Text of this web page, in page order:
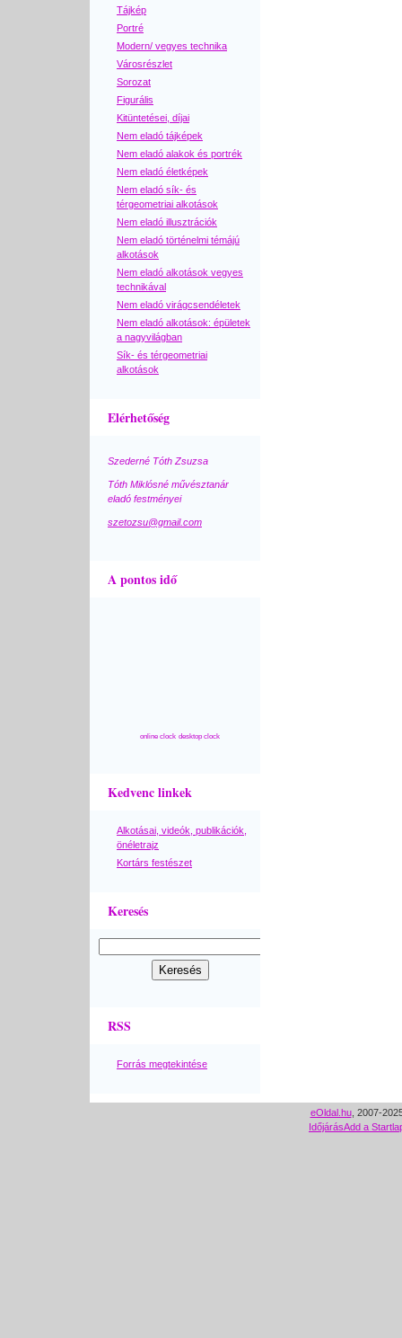
Tájkép
Portré
Modern/ vegyes technika
Városrészlet
Sorozat
Figurális
Kitüntetései, díjai
Nem eladó tájképek
Nem eladó alakok és portrék
Nem eladó életképek
Nem eladó sík- és
térgeometriai alkotások
Nem eladó illusztrációk
Nem eladó történelmi témájú
alkotások
Nem eladó alkotások vegyes
technikával
Nem eladó virágcsendéletek
Nem eladó alkotások: épületek
a nagyvilágban
Sík- és térgeometriai
alkotások
Elérhetőség
Szederné Tóth Zsuzsa
Tóth Miklósné művésztanár
eladó festményei
szetozsu@gmail.com
A pontos idő
online clock desktop clock
Kedvenc linkek
Alkotásai, videók, publikációk,
önéletrajz
Kortárs festészet
Keresés
RSS
Forrás megtekintése
eOldal.hu, 2007-
IdőjárásAdd a